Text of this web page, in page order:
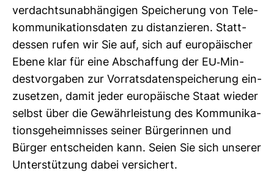
ver­dachts­un­ab­hän­gigen Spei­che­rung von Tele­
kom­mu­ni­ka­ti­ons­daten zu distan­zieren. Statt­
dessen rufen wir Sie auf, sich auf euro­päi­scher
Ebene klar für eine Abschaf­fung der EU-​Min­
dest­vor­gaben zur Vor­rats­da­ten­spei­che­rung ein­
zu­setzen, damit jeder euro­päi­sche Staat wieder
selbst über die Gewähr­leis­tung des Kom­mu­ni­ka­
ti­ons­ge­heim­nisses seiner Bür­ge­rinnen und
Bürger ent­scheiden kann. Seien Sie sich unserer
Unter­stüt­zung dabei ver­si­chert.